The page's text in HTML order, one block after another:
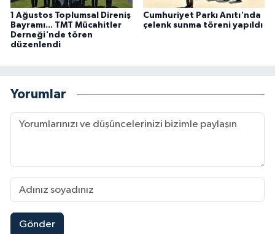
1 Ağustos Toplumsal Direniş
Bayramı... TMT Mücahitler
Derneği'nde tören
düzenlendi
Cumhuriyet Parkı Anıtı'nda
çelenk sunma töreni yapıldı
Yorumlar
Gönder